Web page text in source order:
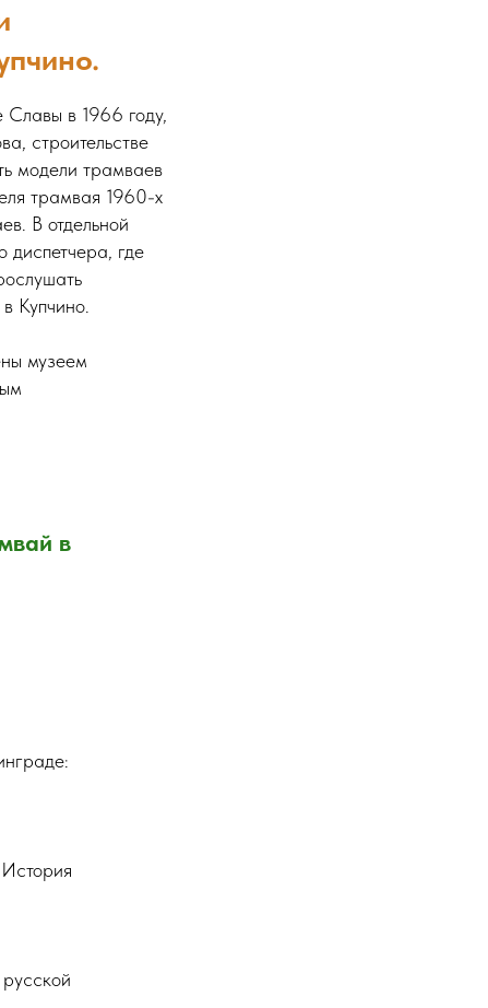
Славы в 1966 году,
строительстве
модели трамваев
трамвая 1960-х
В отдельной
диспетчера, где
Купчино.
музеем
в